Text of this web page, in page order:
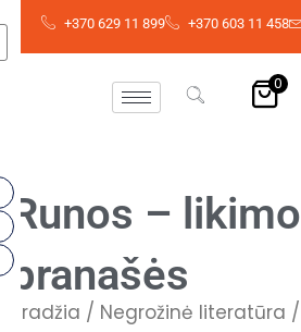
Pereiti
+370 629 11 899 +370 603 11 458
0
Runos – likimo
pranašės
Pradžia / Negrožinė literatūra /